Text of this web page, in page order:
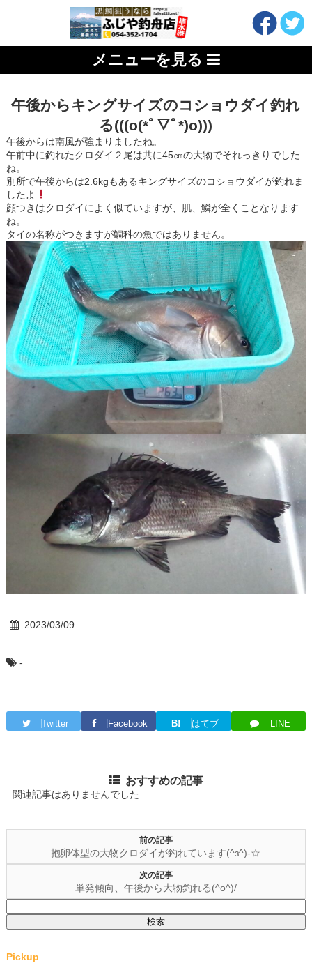
メニューを見る
午後からキングサイズのコショウダイ釣れ
る(((o(*ﾟ▽ﾟ*)o)))
午後からは南風が強まりましたね。
午前中に釣れたクロダイ２尾は共に45㎝の大物でそれっきりでした
ね。
別所で午後からは2.6kgもあるキングサイズのコショウダイが釣れま
したよ
顔つきはクロダイによく似ていますが、肌、鱗が全くことなります
ね。
タイの名称がつきますが鯛科の魚ではありません。
2023/03/09
-
Twitter Facebook B! はてブ LINE
おすすめの記事
関連記事はありませんでした
前の記事
抱卵体型の大物クロダイが釣れています(^з^)-☆
次の記事
単発傾向、午後から大物釣れる(^o^)/
索:
Pickup